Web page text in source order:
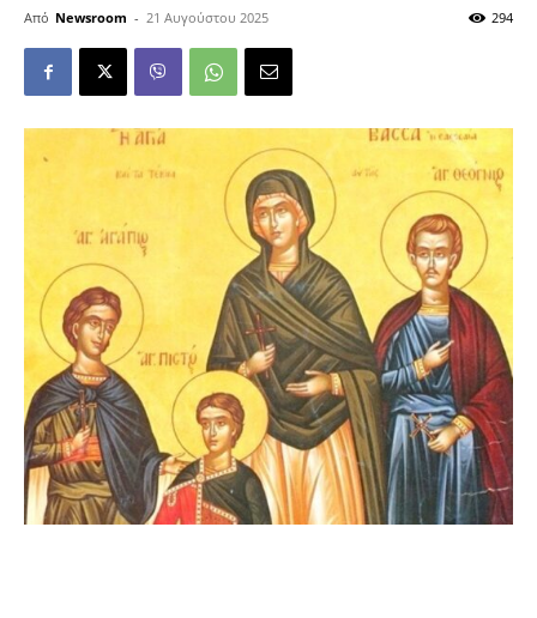
Από Newsroom - 21 Αυγούστου 2025 294